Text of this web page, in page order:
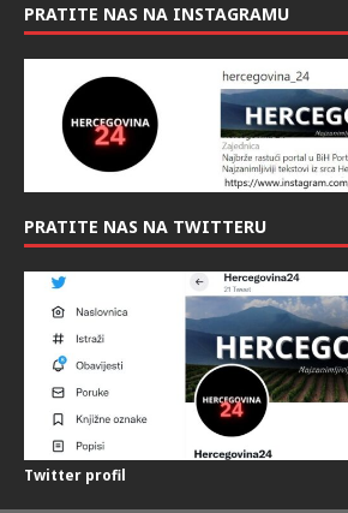
PRATITE NAS NA INSTAGRAMU
PRATITE NAS NA TWITTERU
Twitter profil